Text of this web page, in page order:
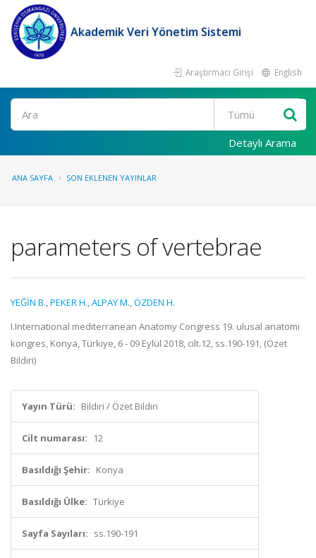
Akademik Veri Yönetim Sistemi
Araştırmacı Girişi English
Ara
Detaylı Arama
ANA SAYFA SON EKLENEN YAYINLAR
parameters of vertebrae
YEĞİN B.,PEKER H.,ALPAY M.,ÖZDEN H.
I.International mediterranean Anatomy Congress 19. ulusal anatomi
kongres, Konya, Türkiye, 6 - 09 Eylül 2018, cilt.12, ss.190-191, (Özet
Bildiri)
Yayın Türü: Bildiri / Özet Bildiri
Cilt numarası: 12
Basıldığı Şehir: Konya
Basıldığı Ülke: Türkiye
Sayfa Sayıları: ss.190-191